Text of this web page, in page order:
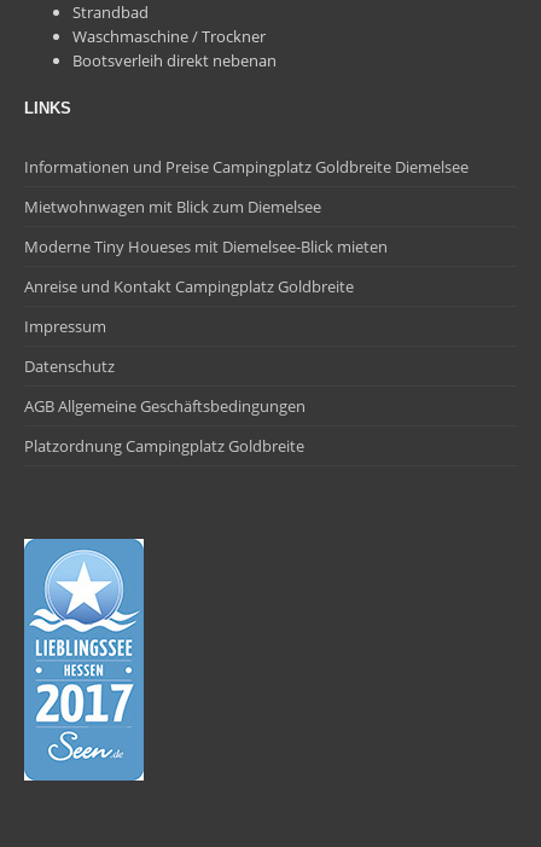
Strandbad
Waschmaschine / Trockner
Bootsverleih direkt nebenan
LINKS
Informationen und Preise Campingplatz Goldbreite Diemelsee
Mietwohnwagen mit Blick zum Diemelsee
Moderne Tiny Houeses mit Diemelsee-Blick mieten
Anreise und Kontakt Campingplatz Goldbreite
Impressum
Datenschutz
AGB Allgemeine Geschäftsbedingungen
Platzordnung Campingplatz Goldbreite